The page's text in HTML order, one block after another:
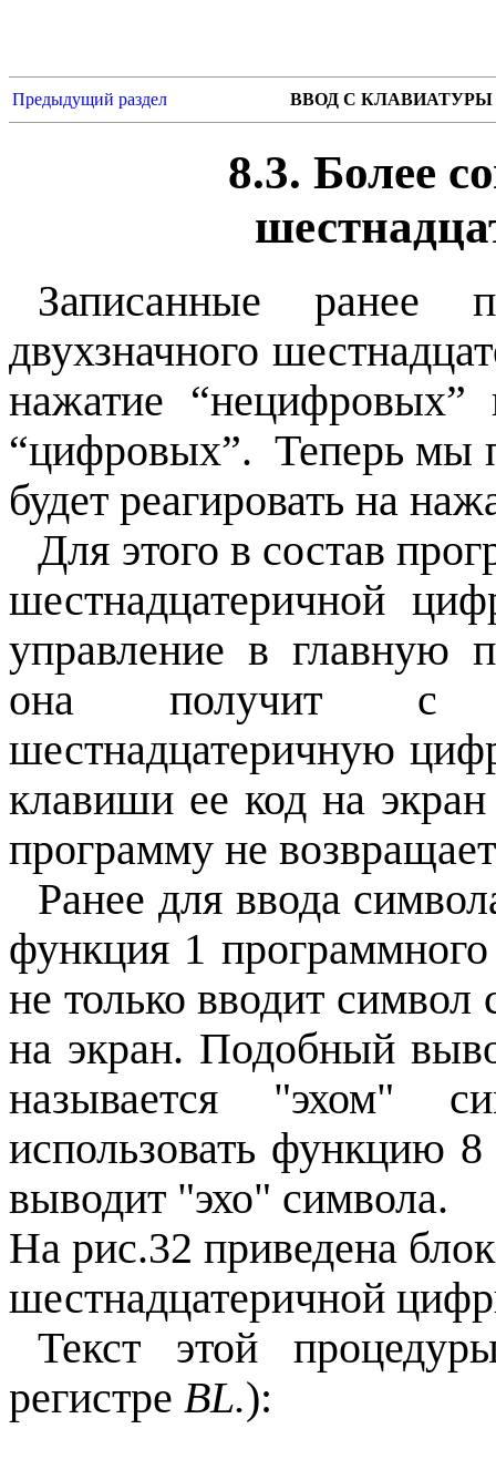
Предыдущий раздел ВВОД С
8.3. Более
Записанные ранее
двухзначного
нажатие
“цифровых”. Теперь мы
будет реагировать на
Для этого в состав
шестнадцатеричной
управление в главную
она получит с
шестнадцатеричную
клавиши ее код на
программу не
Ранее для ввода
функция 1
не только вводит
на экран. Подобный
называется "эхом"
использовать функцию
выводит "эхо" символа.
На рис.32 приведена
шестнадцатеричной
Текст этой
регистре BL.):